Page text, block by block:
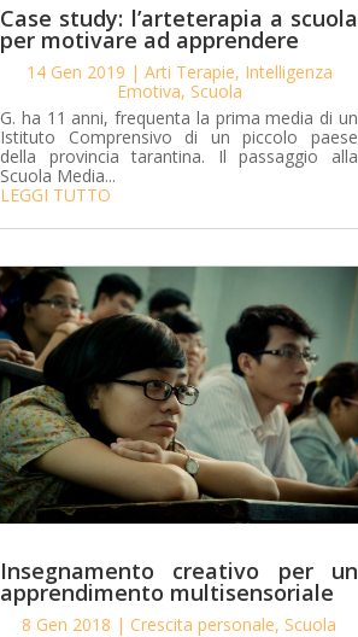
Case study: l’arteterapia a scuola
per motivare ad apprendere
14 Gen 2019 | Arti Terapie, Intelligenza
Emotiva, Scuola
G. ha 11 anni, frequenta la prima media di un
Istituto Comprensivo di un piccolo paese
della provincia tarantina. Il passaggio alla
Scuola Media...
LEGGI TUTTO
Insegnamento creativo per un
apprendimento multisensoriale
8 Gen 2018 | Crescita personale, Scuola